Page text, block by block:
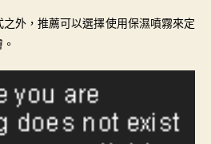
外，推薦可以選擇使用保濕噴霧來定